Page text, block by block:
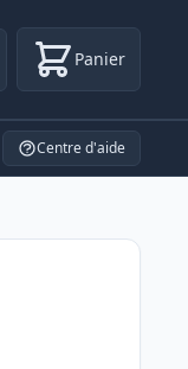
Panier
Centre d'aide